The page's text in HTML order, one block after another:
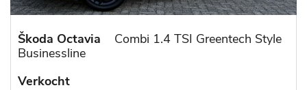
Škoda Octavia
Combi 1.4 TSI Greentech Style
Businessline
Verkocht